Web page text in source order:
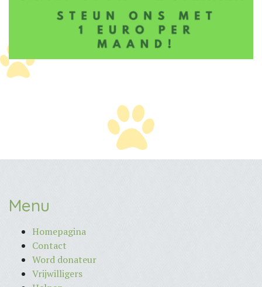
Menu
Homepagina
Contact
Word donateur
Vrijwilligers